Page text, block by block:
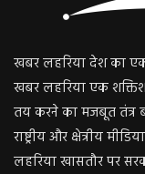
खबर लहरिया देश का
खबर लहरिया एक
तय करने का मजबूत तंत्र
राष्ट्रीय और क्षेत्रीय
लहरिया खासतौर पर